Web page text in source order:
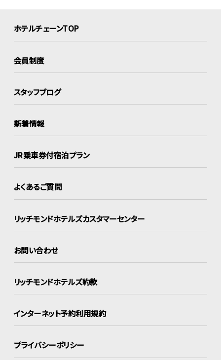
ホテルチェーンTOP
会員制度
スタッフブログ
新着情報
JR乗車券付宿泊プラン
よくあるご質問
リッチモンドホテルズカスタマーセンター
お問い合わせ
リッチモンドホテルズ約款
インターネット予約利用規約
プライバシーポリシー